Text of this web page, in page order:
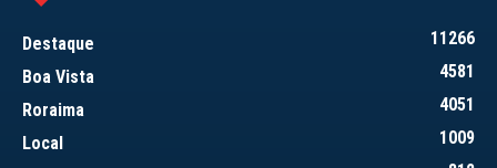
Destaque
11266
Boa Vista
4581
Roraima
4051
Local
1009